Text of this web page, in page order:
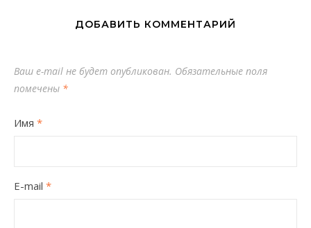
ДОБАВИТЬ КОММЕНТАРИЙ
Ваш e-mail не будет опубликован. Обязательные поля
помечены *
Имя *
E-mail *